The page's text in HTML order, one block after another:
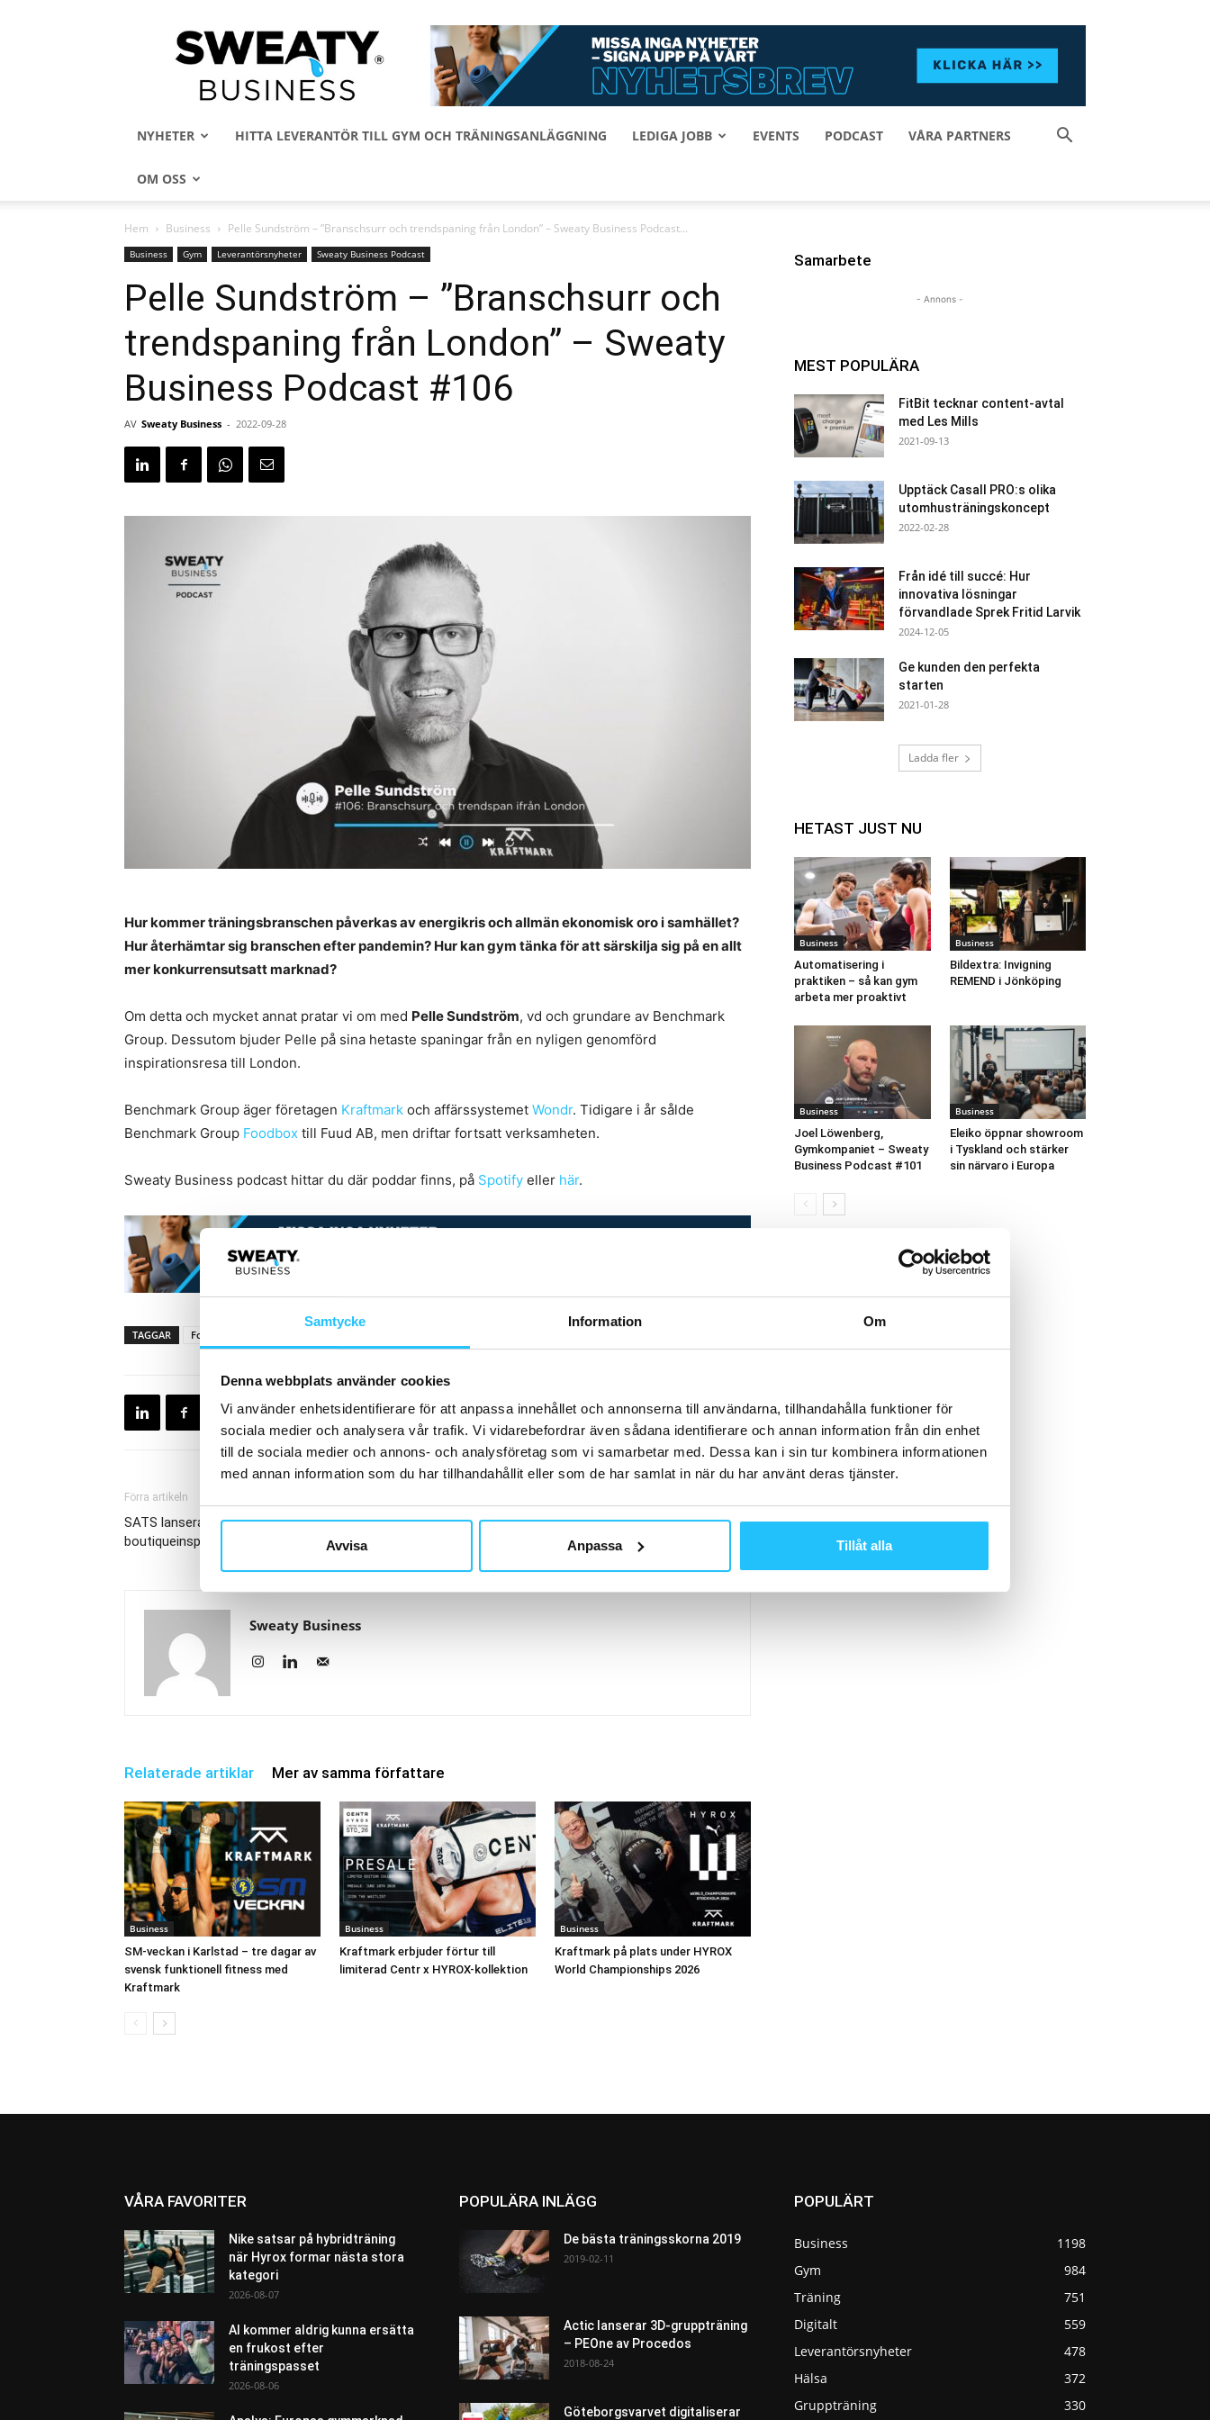
Samtycke Information Om
Denna webbplats använder cookies
Vi använder enhetsidentifierare för att anpassa innehållet och annonserna till användarna, tillhandahålla funktioner för
sociala medier och analysera vår trafik. Vi vidarebefordrar även sådana identifierare och annan information från din enhet
till de sociala medier och annons- och analysföretag som vi samarbetar med. Dessa kan i sin tur kombinera informationen
med annan information som du har tillhandahållit eller som de har samlat in när du har använt deras tjänster.
Avvisa Anpassa Tillåt alla
Sweaty
Business
NYHETER HITTA LEVERANTÖR TILL GYM OCH TRÄNINGSANLÄGGNING LEDIGA JOBB EVENTS PODCAST VÅRA PARTNERS
OM OSS
Hem Business Pelle Sundström – ”Branschsurr och trendspaning från London” – Sweaty Business Podcast...
Business Gym Leverantörsnyheter Sweaty Business Podcast
Pelle Sundström – ”Branschsurr och
trendspaning från London” – Sweaty
Business Podcast #106
AV Sweaty Business - 2022-09-28
Hur kommer träningsbranschen påverkas av energikris och allmän ekonomisk oro i samhället?
Hur återhämtar sig branschen efter pandemin? Hur kan gym tänka för att särskilja sig på en allt
mer konkurrensutsatt marknad?
Om detta och mycket annat pratar vi om med Pelle Sundström, vd och grundare av Benchmark
Group. Dessutom bjuder Pelle på sina hetaste spaningar från en nyligen genomförd
inspirationsresa till London.
Benchmark Group äger företagen Kraftmark och affärssystemet Wondr. Tidigare i år sålde
Benchmark Group Foodbox till Fuud AB, men driftar fortsatt verksamheten.
Sweaty Business podcast hittar du där poddar finns, på Spotify eller här.
TAGGAR Foodbox
Förra artikeln
SATS lanserar HIIT Zone – nytt
boutiqueinspirerat träningskoncept
Nordiska Galleriet introducerar Technogyms
Personal Line i butik och online
Sweaty Business
Relaterade artiklar Mer av samma författare
Business
SM-veckan i Karlstad – tre dagar av
svensk funktionell fitness med
Kraftmark
Business
Kraftmark erbjuder förtur till
limiterad Centr x HYROX-kollektion
Business
Kraftmark på plats under HYROX
World Championships 2026
Samarbete
- Annons -
MEST POPULÄRA
FitBit tecknar content-avtal
med Les Mills
2021-09-13
Upptäck Casall PRO:s olika
utomhusträningskoncept
2022-02-28
Från idé till succé: Hur
innovativa lösningar
förvandlade Sprek Fritid Larvik
2024-12-05
Ge kunden den perfekta
starten
2021-01-28
Ladda fler
HETAST JUST NU
Business
Automatisering i
praktiken – så kan gym
arbeta mer proaktivt
Business
Bildextra: Invigning
REMEND i Jönköping
Business
Joel Löwenberg,
Gymkompaniet – Sweaty
Business Podcast #101
Business
Eleiko öppnar showroom
i Tyskland och stärker
sin närvaro i Europa
VÅRA FAVORITER
Nike satsar på hybridträning
när Hyrox formar nästa stora
kategori
2026-08-07
AI kommer aldrig kunna ersätta
en frukost efter
träningspasset
2026-08-06
POPULÄRA INLÄGG
De bästa träningsskorna 2019
2019-02-11
Actic lanserar 3D-gruppträning
– PEOne av Procedos
2018-08-24
Göteborgsvarvet digitaliserar
POPULÄRT
Business
1198
Gym
984
Träning
751
Digitalt
559
Leverantörsnyheter
478
Hälsa
372
Gruppträning
330